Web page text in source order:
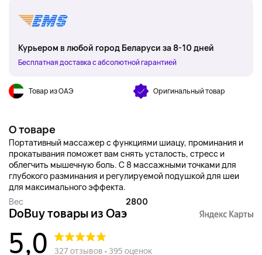
Курьером в любой город Беларуси за 8-10 дней
Бесплатная доставка с абсолютной гарантией
Товар из ОАЭ Оригинальный товар
О товаре
Портативный массажер с функциями шиацу, проминания и
прокатывания поможет вам снять усталость, стресс и
облегчить мышечную боль. С 8 массажными точками для
глубокого разминания и регулируемой подушкой для шеи
для максимального эффекта.
Вес
2800